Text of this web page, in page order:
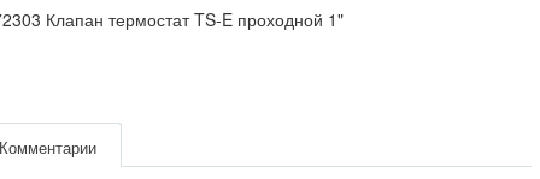
Клапан термостат TS-E проходной 1"